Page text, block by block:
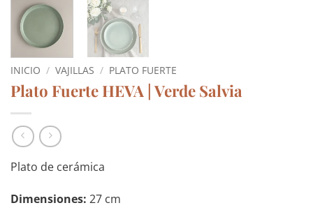
INICIO / VAJILLAS / PLATO FUERTE
Plato Fuerte HEVA | Verde Salvia
Plato de cerámica
Dimensiones: 27 cm